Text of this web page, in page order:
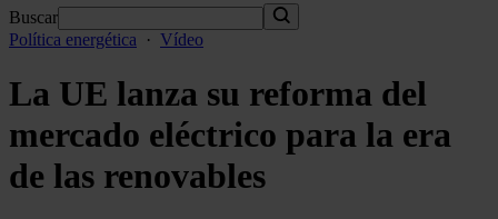
Buscar
Política energética
· Vídeo
La UE lanza su reforma del
mercado eléctrico para la era
de las renovables